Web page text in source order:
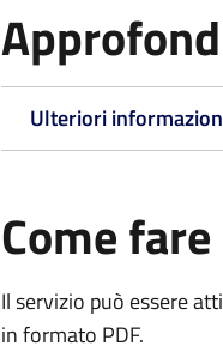
Ulteriori
Come fare
Il servizio può essere
in formato PDF.